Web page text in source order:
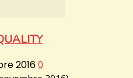
20160